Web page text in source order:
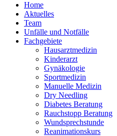
Home
Aktuelles
Team
Unfälle und Notfälle
Fachgebiete
Hausarztmedizin
Kinderarzt
Gynäkologie
Sportmedizin
Manuelle Medizin
Dry Needling
Diabetes Beratung
Rauchstopp Beratung
Wundsprechstunde
Reanimationskurs